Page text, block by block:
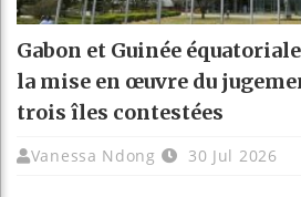
Gabon et Guinée
la mise en œuvre du
trois îles contestées
Vanessa Ndong 30 Jul 2026